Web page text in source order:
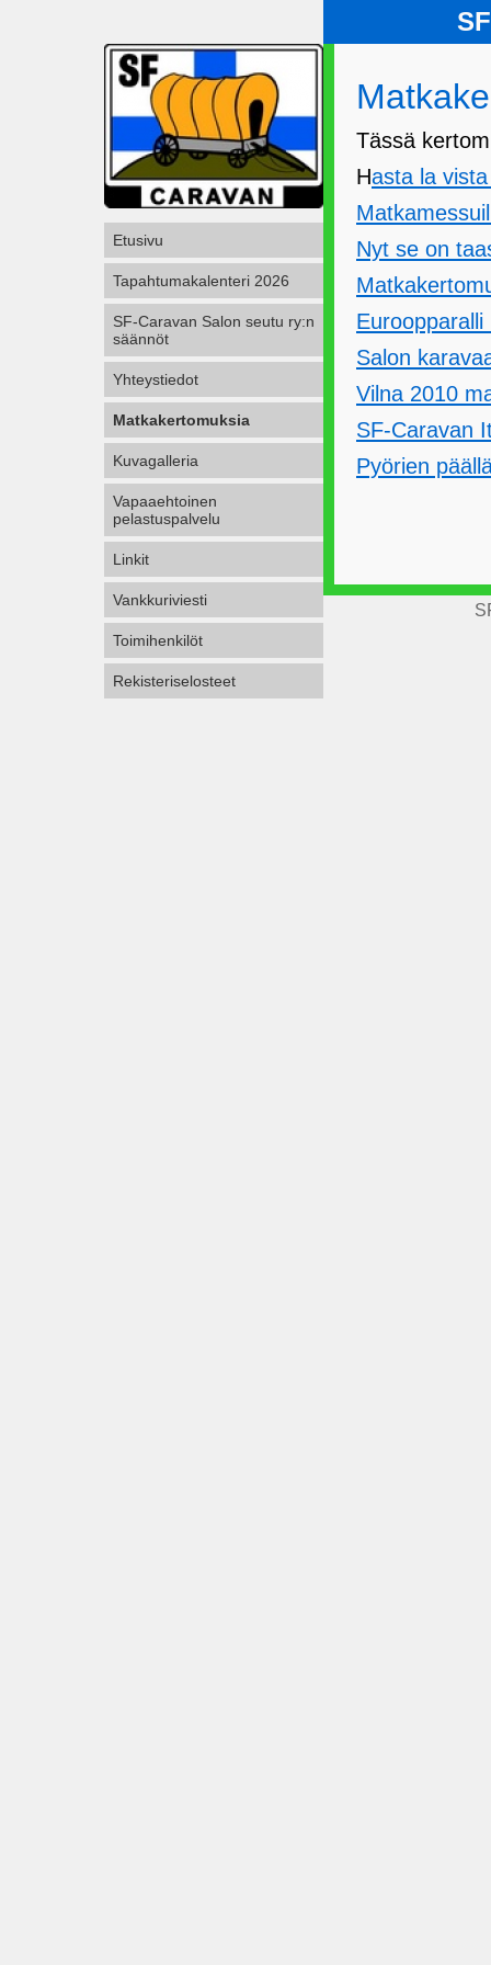
Etusivu
Tapahtumakalenteri 2026
SF-Caravan Salon seutu ry:n
säännöt
Yhteystiedot
Matkakertomuksia
Kuvagalleria
Vapaaehtoinen
pelastuspalvelu
Linkit
Vankkuriviesti
Toimihenkilöt
Rekisteriselosteet
Tässä
Hasta la
Nyt se on
Euroopparalli
Salon
Vilna 2010
SF-Caravan
Pyörien